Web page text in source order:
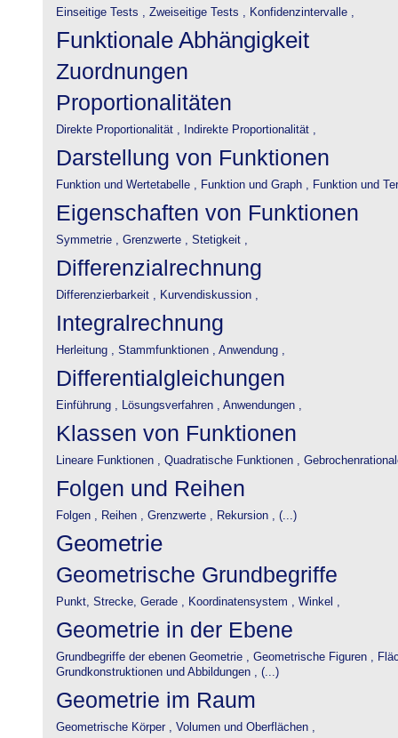
Einseitige Tests , Zweiseitige Tests , Konfidenzintervalle ,
Funktionale Abhängigkeit
Zuordnungen
Proportionalitäten
Direkte Proportionalität , Indirekte Proportionalität ,
Darstellung von Funktionen
Funktion und Wertetabelle , Funktion und Graph , Funktion und
Eigenschaften von Funktionen
Symmetrie , Grenzwerte , Stetigkeit ,
Differenzialrechnung
Differenzierbarkeit , Kurvendiskussion ,
Integralrechnung
Herleitung , Stammfunktionen , Anwendung ,
Differentialgleichungen
Einführung , Lösungsverfahren , Anwendungen ,
Klassen von Funktionen
Lineare Funktionen , Quadratische Funktionen ,
Folgen und Reihen
Folgen , Reihen , Grenzwerte , Rekursion , (...)
Geometrie
Geometrische Grundbegriffe
Punkt, Strecke, Gerade , Koordinatensystem , Winkel ,
Geometrie in der Ebene
Grundbegriffe der ebenen Geometrie , Geometrische Figuren ,
Grundkonstruktionen und Abbildungen , (...)
Geometrie im Raum
Geometrische Körper , Volumen und Oberflächen ,